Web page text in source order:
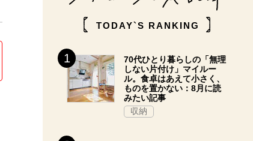
TODAY`S RANKING
70代ひとり暮らしの「無理
しない片付け」マイルー
ル。食卓はあえて小さく、
ものを置かない：8月に読
みたい記事
収納